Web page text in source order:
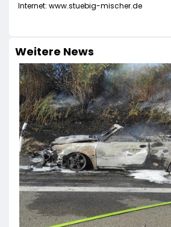
Internet: www.stuebig-mischer.de
Weitere News